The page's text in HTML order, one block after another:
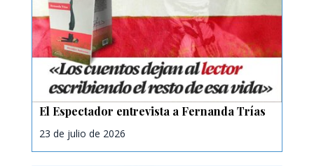
El Espectador entrevista a Fernanda Trías
23 de julio de 2026